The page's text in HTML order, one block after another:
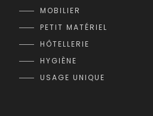
MOBILIER
PETIT MATÉRIEL
HÔTELLERIE
HYGIÈNE
USAGE UNIQUE